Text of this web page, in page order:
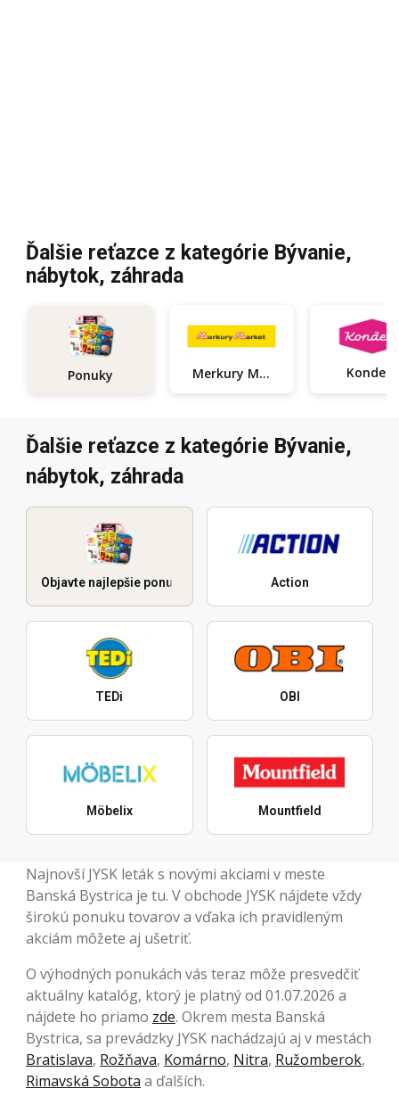
Ďalšie reťazce z kategórie Bývanie,
nábytok, záhrada
Ponuky Merkury Market Kondela
Ďalšie reťazce z kategórie Bývanie,
nábytok, záhrada
Objavte najlepšie ponuky Action
TEDi OBI
Möbelix Mountfield
Najnovší JYSK leták s novými akciami v meste
Banská Bystrica je tu. V obchode JYSK nájdete vždy
širokú ponuku tovarov a vďaka ich pravidleným
akciám môžete aj ušetriť.
O výhodných ponukách vás teraz môže presvedčiť
aktuálny katalóg, ktorý je platný od 01.07.2026 a
nájdete ho priamo zde. Okrem mesta Banská
Bystrica, sa prevádzky JYSK nachádzajú aj v mestách
Bratislava, Rožňava, Komárno, Nitra, Ružomberok,
Rimavská Sobota a ďalších.